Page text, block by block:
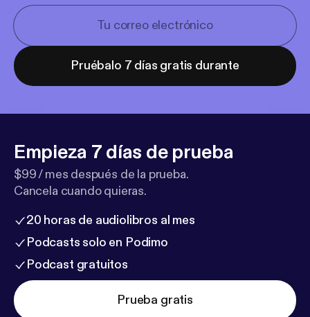
Pruébalo 7 días gratis durante
Empieza 7 días de prueba
$99 / mes después de la prueba.
Cancela cuando quieras.
20 horas de audiolibros al mes
Podcasts solo en Podimo
Podcast gratuitos
Prueba gratis